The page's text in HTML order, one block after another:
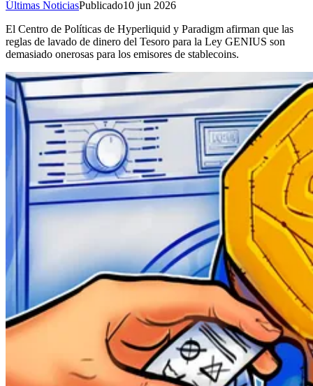
Últimas NoticiasPublicado10 jun 2026
El Centro de Políticas de Hyperliquid y Paradigm afirman que las
reglas de lavado de dinero del Tesoro para la Ley GENIUS son
demasiado onerosas para los emisores de stablecoins.